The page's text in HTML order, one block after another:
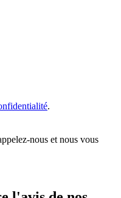
.
nous et nous vous